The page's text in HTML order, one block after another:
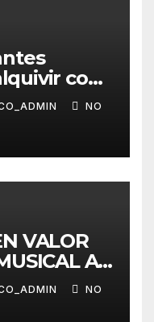
con
NagashiNO
VALOR
A
NO